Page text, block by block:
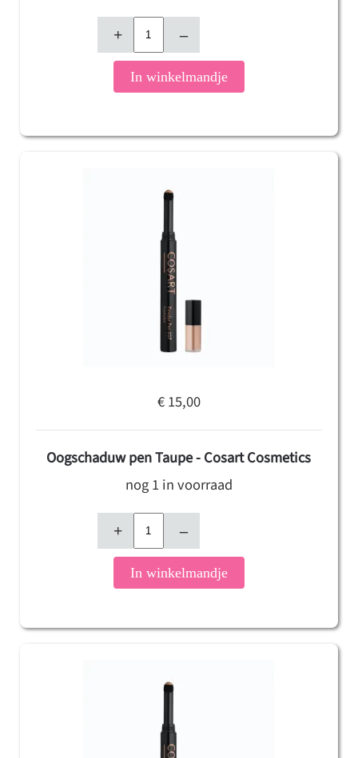
+ –
In winkelmandje
€ 15,00
Oogschaduw pen Taupe - Cosart Cosmetics
nog 1 in voorraad
+ –
In winkelmandje